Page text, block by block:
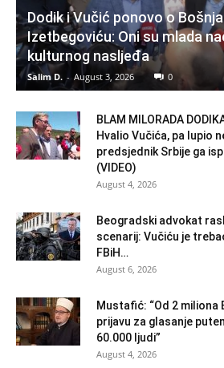
Dodik i Vučić ponovo o
Izetbegoviću: Oni su mlada
kulturnog nasljeđa
Salim D. - August 3, 2026 0
BLAM MILORADA
Hvalio Vučića, pa lupio
predsjednik Srbije ga
(VIDEO)
August 4, 2026
Beogradski advokat
scenarij: Vučiću je
FBiH…
August 6, 2026
Mustafić: “Od 2 miliona
prijavu za glasanje
60.000 ljudi”
August 4, 2026